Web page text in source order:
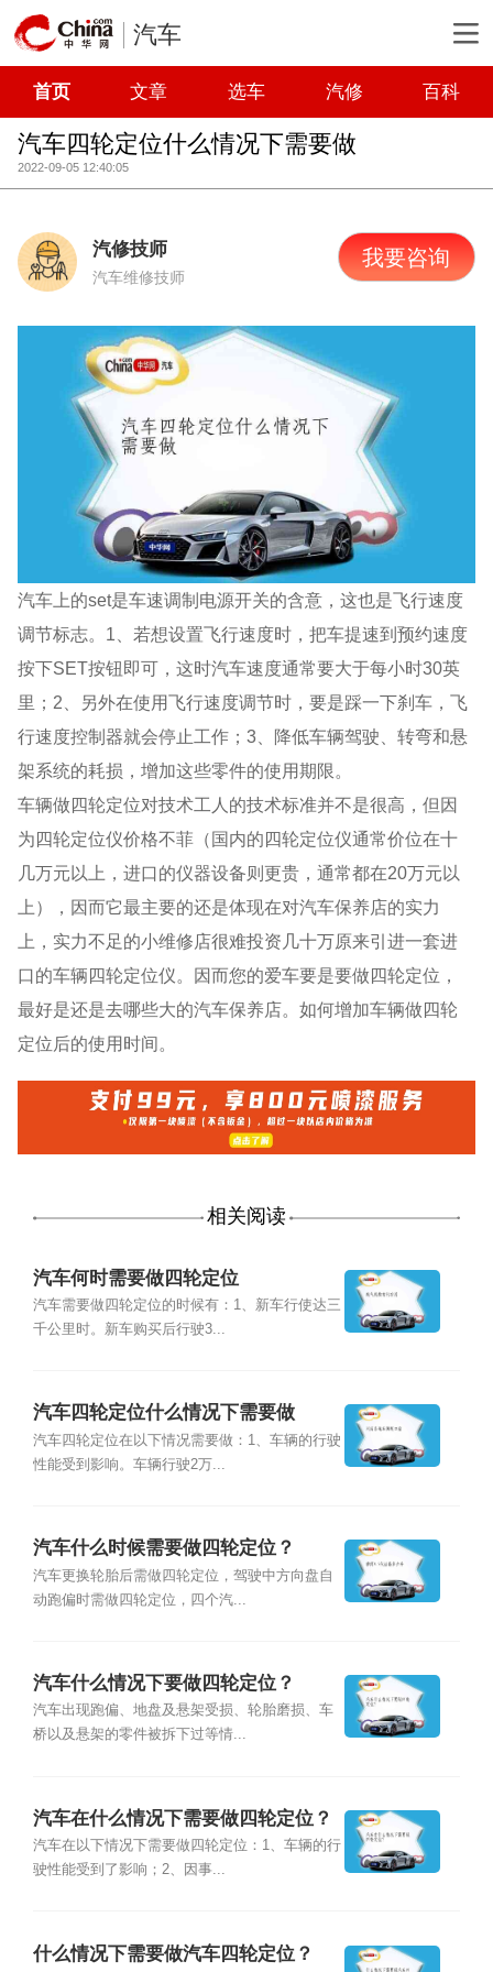
汽车
首页 文章 选车 汽修 百科
汽车四轮定位什么情况下需要做
2022-09-05 12:40:05
汽修技师
汽车维修技师
我要咨询
汽车上的set是车速调制电源开关的含意，这也是飞行速度
调节标志。1、若想设置飞行速度时，把车提速到预约速度
按下SET按钮即可，这时汽车速度通常要大于每小时30英
里；2、另外在使用飞行速度调节时，要是踩一下刹车，飞
行速度控制器就会停止工作；3、降低车辆驾驶、转弯和悬
架系统的耗损，增加这些零件的使用期限。
车辆做四轮定位对技术工人的技术标准并不是很高，但因
为四轮定位仪价格不菲（国内的四轮定位仪通常价位在十
几万元以上，进口的仪器设备则更贵，通常都在20万元以
上），因而它最主要的还是体现在对汽车保养店的实力
上，实力不足的小维修店很难投资几十万原来引进一套进
口的车辆四轮定位仪。因而您的爱车要是要做四轮定位，
最好是还是去哪些大的汽车保养店。如何增加车辆做四轮
定位后的使用时间。
相关阅读
汽车何时需要做四轮定位
汽车需要做四轮定位的时候有：1、新车行使达三
千公里时。新车购买后行驶3...
汽车四轮定位什么情况下需要做
汽车四轮定位在以下情况需要做：1、车辆的行驶
性能受到影响。车辆行驶2万...
汽车什么时候需要做四轮定位？
汽车更换轮胎后需做四轮定位，驾驶中方向盘自
动跑偏时需做四轮定位，四个汽...
汽车什么情况下要做四轮定位？
汽车出现跑偏、地盘及悬架受损、轮胎磨损、车
桥以及悬架的零件被拆下过等情...
汽车在什么情况下需要做四轮定位？
汽车在以下情况下需要做四轮定位：1、车辆的行
驶性能受到了影响；2、因事...
什么情况下需要做汽车四轮定位？